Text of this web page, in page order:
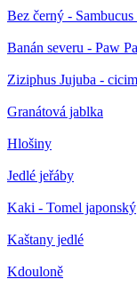
Bez černý - Sambucus
Banán severu - Paw
Ziziphus Jujuba -
Granátová jablka
Hlošiny
Jedlé jeřáby
Kaki - Tomel japonský
Kaštany jedlé
Kdouloně